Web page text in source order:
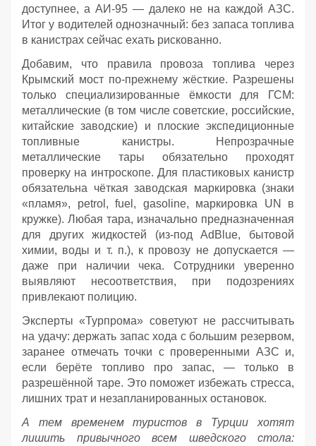
доступнее, а АИ‑95 — далеко не на каждой АЗС.
Итог у водителей однозначный: без запаса топлива
в канистрах сейчас ехать рискованно.
Добавим, что правила провоза топлива через
Крымский мост по‑прежнему жёсткие. Разрешены
только специализированные ёмкости для ГСМ:
металлические (в том числе советские, российские,
китайские заводские) и плоские экспедиционные
топливные канистры. Непрозрачные
металлические тары обязательно проходят
проверку на интроскопе. Для пластиковых канистр
обязательна чёткая заводская маркировка (знаки
«пламя», petrol, fuel, gasoline, маркировка UN в
кружке). Любая тара, изначально предназначенная
для других жидкостей (из‑под AdBlue, бытовой
химии, воды и т. п.), к провозу не допускается —
даже при наличии чека. Сотрудники уверенно
выявляют несоответствия, при подозрениях
привлекают полицию.
Эксперты «Турпрома» советуют не рассчитывать
на удачу: держать запас хода с большим резервом,
заранее отмечать точки с проверенными АЗС и,
если берёте топливо про запас, — только в
разрешённой таре. Это поможет избежать стресса,
лишних трат и незапланированных остановок.
А тем временем туристов в Турции хотят
лишить привычного всем шведского стола: